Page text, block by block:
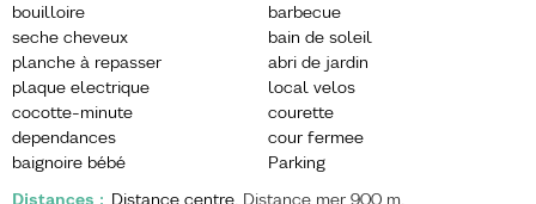
bouilloire
barbecue
seche cheveux
bain de soleil
planche à repasser
abri de jardin
plaque electrique
local velos
cocotte-minute
courette
dependances
cour fermee
baignoire bébé
Parking
Distances : Distance centre Distance mer 900 m